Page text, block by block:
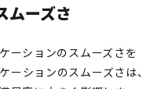
ムーズさ
ーションのスムーズさを
ーションのスムーズさは、